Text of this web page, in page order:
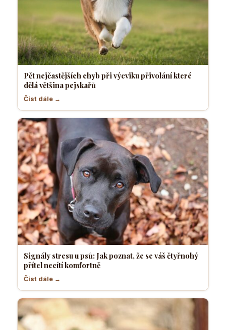
Pět nejčastějších chyb při výcviku přivolání které
dělá většina pejskařů
Číst dále →
Signály stresu u psů: Jak poznat, že se váš čtyřnohý
přítel necítí komfortně
Číst dále →